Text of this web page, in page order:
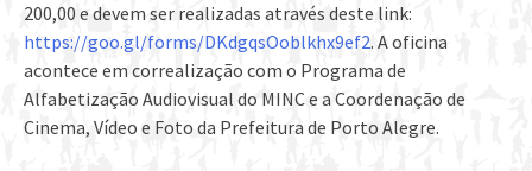
200,00 e devem ser realizadas através deste link:
https://goo.gl/forms/DKdgqsOoblkhx9ef2. A oficina
acontece em correalização com o Programa de
Alfabetização Audiovisual do MINC e a Coordenação de
Cinema, Vídeo e Foto da Prefeitura de Porto Alegre.